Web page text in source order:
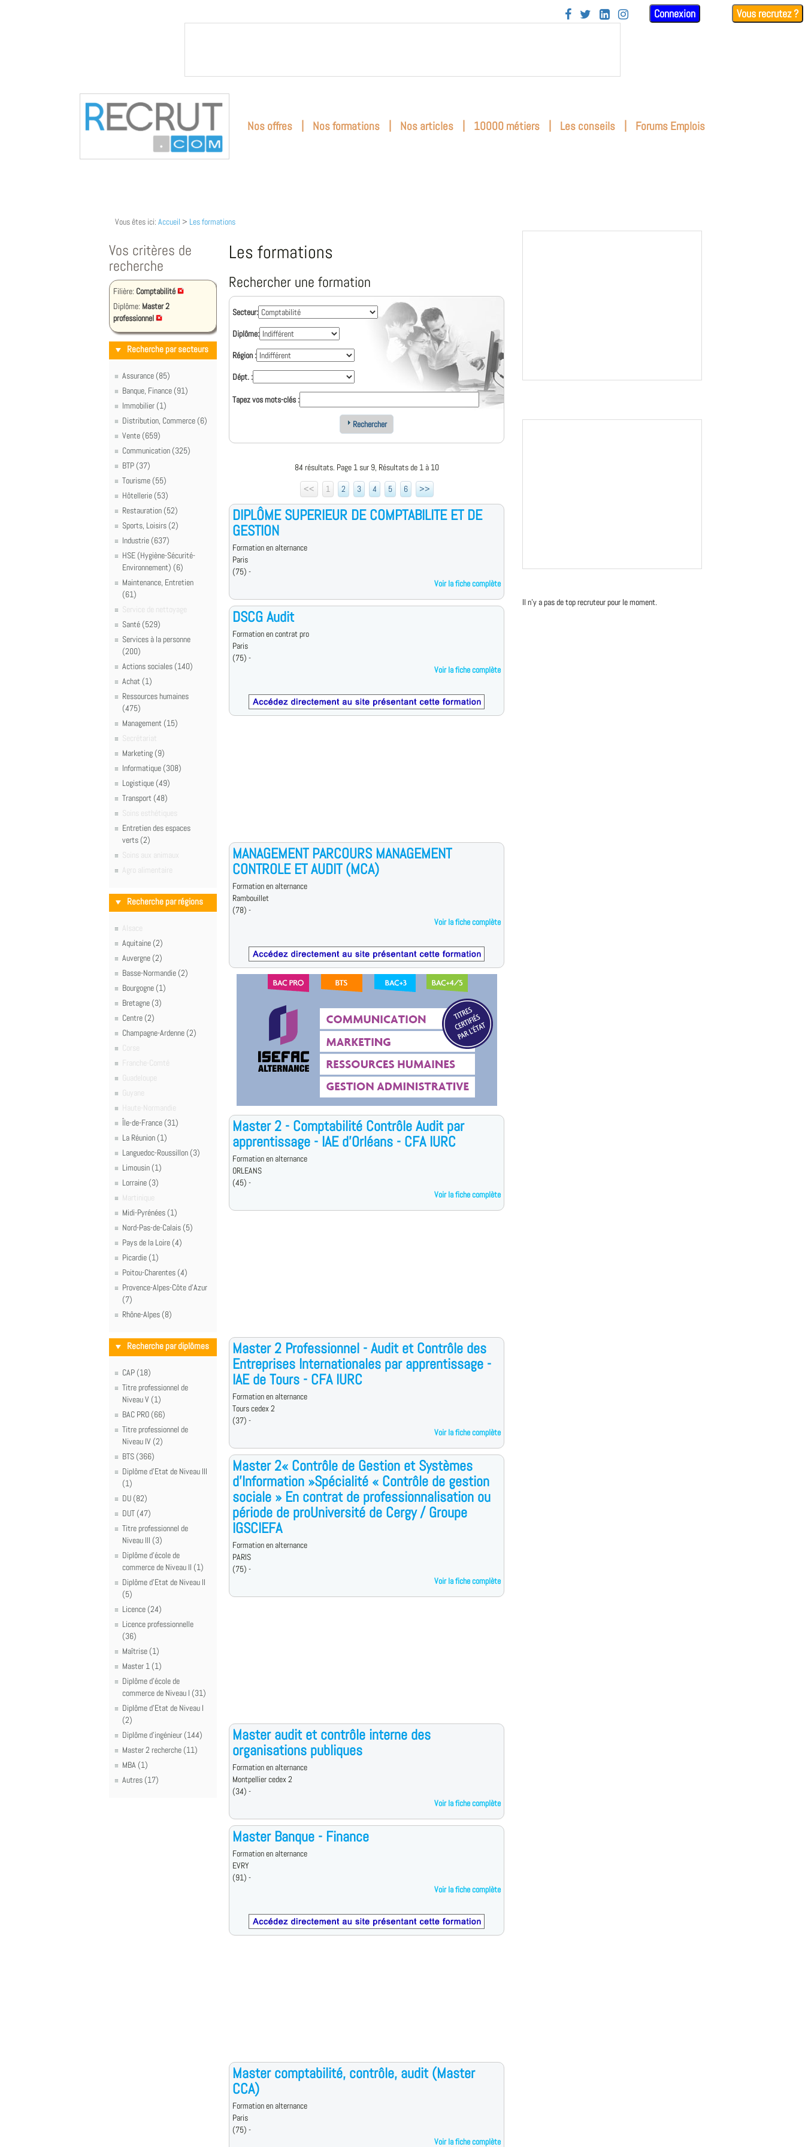
    Connexion Vous recrutez ?
Nos offres | Nos formations | Nos articles | 10000 métiers | Les conseils | Forums Emplois
Vous êtes ici: Accueil > Les formations
Vos critères de
recherche
Filière: Comptabilité
Diplôme: Master 2
professionnel
Recherche par secteurs
Assurance (85)
Banque, Finance (91)
Immobilier (1)
Distribution, Commerce (6)
Vente (659)
Communication (325)
BTP (37)
Tourisme (55)
Hôtellerie (53)
Restauration (52)
Sports, Loisirs (2)
Industrie (637)
HSE (Hygiène-Sécurité-
Environnement) (6)
Maintenance, Entretien
(61)
Service de nettoyage
Santé (529)
Services à la personne
(200)
Actions sociales (140)
Achat (1)
Ressources humaines
(475)
Management (15)
Secrétariat
Marketing (9)
Informatique (308)
Logistique (49)
Transport (48)
Soins esthétiques
Entretien des espaces
verts (2)
Soins aux animaux
Agro alimentaire
Recherche par régions
Alsace
Aquitaine (2)
Auvergne (2)
Basse-Normandie (2)
Bourgogne (1)
Bretagne (3)
Centre (2)
Champagne-Ardenne (2)
Corse
Franche-Comté
Guadeloupe
Guyane
Haute-Normandie
Île-de-France (31)
La Réunion (1)
Languedoc-Roussillon (3)
Limousin (1)
Lorraine (3)
Martinique
Midi-Pyrénées (1)
Nord-Pas-de-Calais (5)
Pays de la Loire (4)
Picardie (1)
Poitou-Charentes (4)
Provence-Alpes-Côte d'Azur
(7)
Rhône-Alpes (8)
Recherche par diplômes
CAP (18)
Titre professionnel de
Niveau V (1)
BAC PRO (66)
Titre professionnel de
Niveau IV (2)
BTS (366)
Diplôme d'Etat de Niveau III
(1)
DU (82)
DUT (47)
Titre professionnel de
Niveau III (3)
Diplôme d'école de
commerce de Niveau II (1)
Diplôme d'Etat de Niveau II
(5)
Licence (24)
Licence professionnelle
(36)
Maîtrise (1)
Master 1 (1)
Diplôme d'école de
commerce de Niveau I (31)
Diplôme d'Etat de Niveau I
(2)
Diplôme d'ingénieur (144)
Master 2 recherche (11)
MBA (1)
Autres (17)
Les formations
Rechercher une formation
Secteur:
Diplôme:
Région :
Dépt. :
Tapez vos mots-clés :
Rechercher
84 résultats. Page 1 sur 9, Résultats de 1 à 10
<<
1 2 3 4 5 6 >>
DIPLÔME SUPERIEUR DE COMPTABILITE ET DE
GESTION
Formation en alternance
Paris
(75) -
Voir la fiche complète
DSCG Audit
Formation en contrat pro
Paris
(75) -
Voir la fiche complète
MANAGEMENT PARCOURS MANAGEMENT
CONTROLE ET AUDIT (MCA)
Formation en alternance
Rambouillet
(78) -
Voir la fiche complète
Master 2 - Comptabilité Contrôle Audit par
apprentissage - IAE d'Orléans - CFA IURC
Formation en alternance
ORLEANS
(45) -
Voir la fiche complète
Master 2 Professionnel - Audit et Contrôle des
Entreprises Internationales par apprentissage -
IAE de Tours - CFA IURC
Formation en alternance
Tours cedex 2
(37) -
Voir la fiche complète
Master 2« Contrôle de Gestion et Systèmes
d'Information »Spécialité « Contrôle de gestion
sociale » En contrat de professionnalisation ou
période de proUniversité de Cergy / Groupe
IGSCIEFA
Formation en alternance
PARIS
(75) -
Voir la fiche complète
Master audit et contrôle interne des
organisations publiques
Formation en alternance
Montpellier cedex 2
(34) -
Voir la fiche complète
Master Banque - Finance
Formation en alternance
EVRY
(91) -
Voir la fiche complète
Master comptabilité, contrôle, audit (Master
CCA)
Formation en alternance
Paris
(75) -
Voir la fiche complète
Il n'y a pas de top recruteur pour le moment.